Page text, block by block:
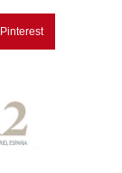
Pinterest